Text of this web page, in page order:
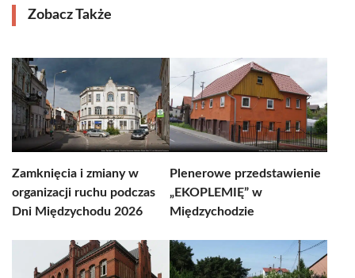
Zobacz Także
Zamknięcia i zmiany w
organizacji ruchu podczas
Dni Międzychodu 2026
Plenerowe przedstawienie
„EKOPLEMIĘ” w
Międzychodzie